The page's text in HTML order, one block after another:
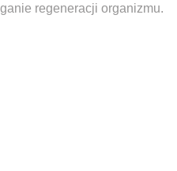
regeneracji organizmu.